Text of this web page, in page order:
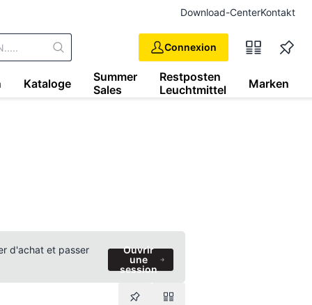
Download-CenterKontakt
Connexion
Kataloge
Summer
Sales
Restposten
Leuchtmittel
Marken
d'achat et passer
Ouvrir
une
session